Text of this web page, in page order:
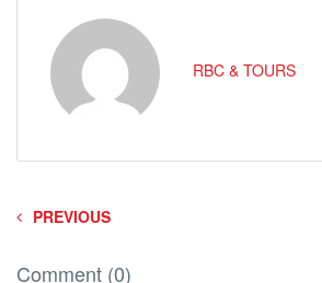
RBC & TOURS
PREVIOUS
Comment (0)